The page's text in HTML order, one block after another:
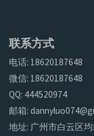
联系方式
电话: 18620187648
微信: 18620187648
QQ: 444520974
邮箱:
地址: 广州市白云区